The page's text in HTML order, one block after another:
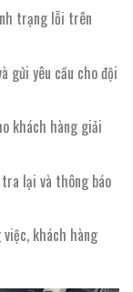
trạng lỗi trên
gửi yêu cầu cho đội
khách hàng giải
lại và thông báo
khách hàng